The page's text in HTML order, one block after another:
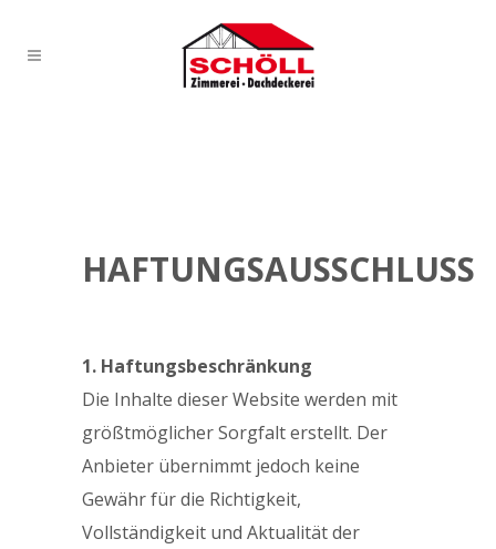
HAFTUNGSAUSSCHLUSS
1. Haftungsbeschränkung
Die Inhalte dieser Website werden mit
größtmöglicher Sorgfalt erstellt. Der
Anbieter übernimmt jedoch keine
Gewähr für die Richtigkeit,
Vollständigkeit und Aktualität der